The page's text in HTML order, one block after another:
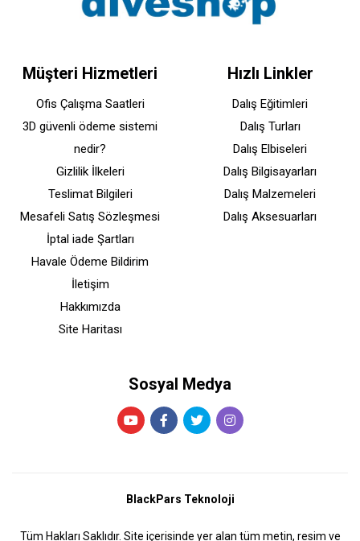
Müşteri Hizmetleri
Ofis Çalışma Saatleri
3D güvenli ödeme sistemi
nedir?
Gizlilik İlkeleri
Teslimat Bilgileri
Mesafeli Satış Sözleşmesi
İptal iade Şartları
Havale Ödeme Bildirim
İletişim
Hakkımızda
Site Haritası
Hızlı Linkler
Dalış Eğitimleri
Dalış Turları
Dalış Elbiseleri
Dalış Bilgisayarları
Dalış Malzemeleri
Dalış Aksesuarları
Sosyal Medya
Tüm Hakları Saklıdır. Site içerisinde yer alan tüm metin, resim ve
BlackPars Teknoloji